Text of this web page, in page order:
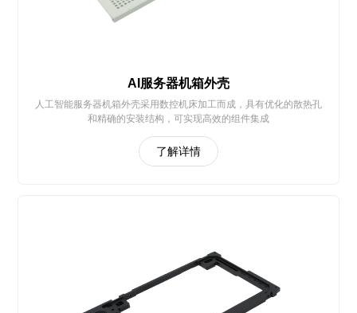
AI服务器机箱外壳
人工智能服务器机箱外壳采用数控机床加工而成，具有优化的散热孔
和精确的安装结构，可实现高效的组件集成
了解详情